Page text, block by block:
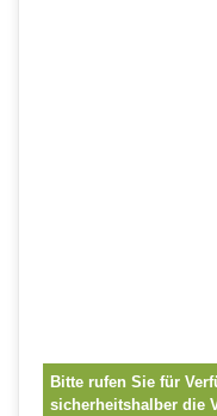
Bitte rufen Sie für
sicherheitshalber die